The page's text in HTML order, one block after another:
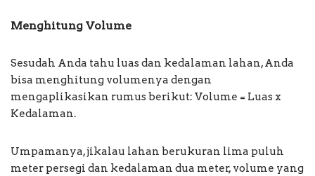
Menghitung Volume
Sesudah Anda tahu luas dan kedalaman lahan, Anda
bisa menghitung volumenya dengan
mengaplikasikan rumus berikut: Volume = Luas x
Kedalaman.
Umpamanya, jikalau lahan berukuran lima puluh
meter persegi dan kedalaman dua meter, volume yang